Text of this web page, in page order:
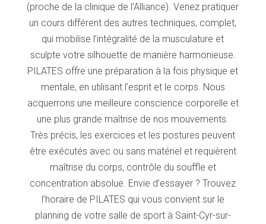
(proche de la clinique de l’Alliance). Venez pratiquer
un cours différent des autres techniques, complet,
qui mobilise l’intégralité de la musculature et
sculpte votre silhouette de manière harmonieuse.
PILATES offre une préparation à la fois physique et
mentale, en utilisant l’esprit et le corps. Nous
acquerrons une meilleure conscience corporelle et
une plus grande maîtrise de nos mouvements.
Très précis, les exercices et les postures peuvent
être exécutés avec ou sans matériel et requièrent
maîtrise du corps, contrôle du souffle et
concentration absolue. Envie d’essayer ? Trouvez
l’horaire de PILATES qui vous convient sur le
planning de votre salle de sport à Saint-Cyr-sur-